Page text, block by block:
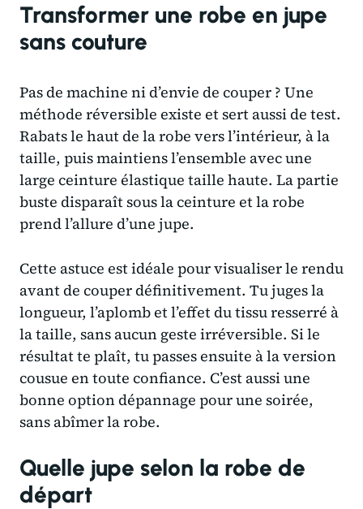
Transformer une robe en jupe
sans couture
Pas de machine ni d’envie de couper ? Une
méthode réversible existe et sert aussi de test.
Rabats le haut de la robe vers l’intérieur, à la
taille, puis maintiens l’ensemble avec une
large ceinture élastique taille haute. La partie
buste disparaît sous la ceinture et la robe
prend l’allure d’une jupe.
Cette astuce est idéale pour visualiser le rendu
avant de couper définitivement. Tu juges la
longueur, l’aplomb et l’effet du tissu resserré à
la taille, sans aucun geste irréversible. Si le
résultat te plaît, tu passes ensuite à la version
cousue en toute confiance. C’est aussi une
bonne option dépannage pour une soirée,
sans abîmer la robe.
Quelle jupe selon la robe de
départ